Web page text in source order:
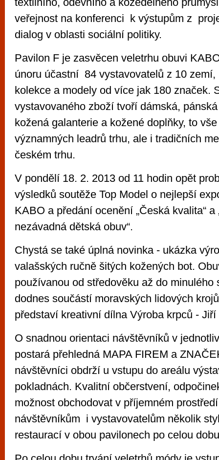
veřejnost na konferenci k výstupům z
dialog v oblasti sociální politiky.
Pavilon F je zasvěcen veletrhu obuvi
únoru účastní 84 vystavovatelů z 10
kolekce a modely od více jak 180 značek.
vystavovaného zboží tvoří dámská,
kožená galanterie a kožené doplňky, to
významných leadrů trhu, ale i tradičních
českém trhu.
V pondělí 18. 2. 2013 od 11 hodin opět
výsledků soutěže Top Model o nejlepší
KABO a předání ocenění „Česká kvalita“ a
nezávadná dětská obuv“.
Chystá se také úplná novinka - ukázka
valašských ručně šitých kožených bot.
používanou od středověku až do minulého
dodnes součástí moravských lidových
představí kreativní dílna Výroba krpců - Jiří
O snadnou orientaci návštěvníků v
postará přehledná MAPA FIREM a
návštěvníci obdrží u vstupu do areálu
pokladnách. Kvalitní občerstvení,
možnost obchodovat v příjemném
návštěvníkům i vystavovatelům několik
restaurací v obou pavilonech po celou